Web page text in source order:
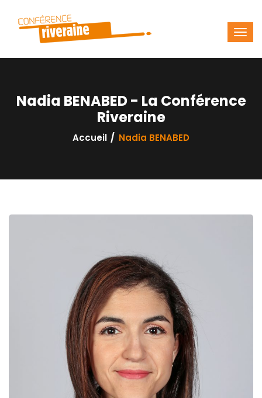
Nadia BENABED - La Conférence
Riveraine
Accueil Nadia BENABED